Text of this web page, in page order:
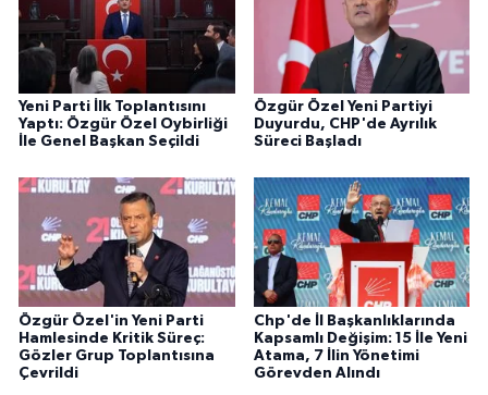
Yeni Parti İlk Toplantısını
Yaptı: Özgür Özel Oybirliği
İle Genel Başkan Seçildi
Özgür Özel Yeni Partiyi
Duyurdu, CHP'de Ayrılık
Süreci Başladı
Özgür Özel'in Yeni Parti
Hamlesinde Kritik Süreç:
Gözler Grup Toplantısına
Çevrildi
Chp'de İl Başkanlıklarında
Kapsamlı Değişim: 15 İle Yeni
Atama, 7 İlin Yönetimi
Görevden Alındı